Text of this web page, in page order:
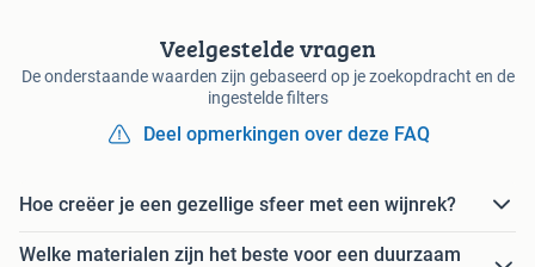
Veelgestelde vragen
De onderstaande waarden zijn gebaseerd op je zoekopdracht en de
ingestelde filters
Deel opmerkingen over deze FAQ
Hoe creëer je een gezellige sfeer met een wijnrek?
Welke materialen zijn het beste voor een duurzaam